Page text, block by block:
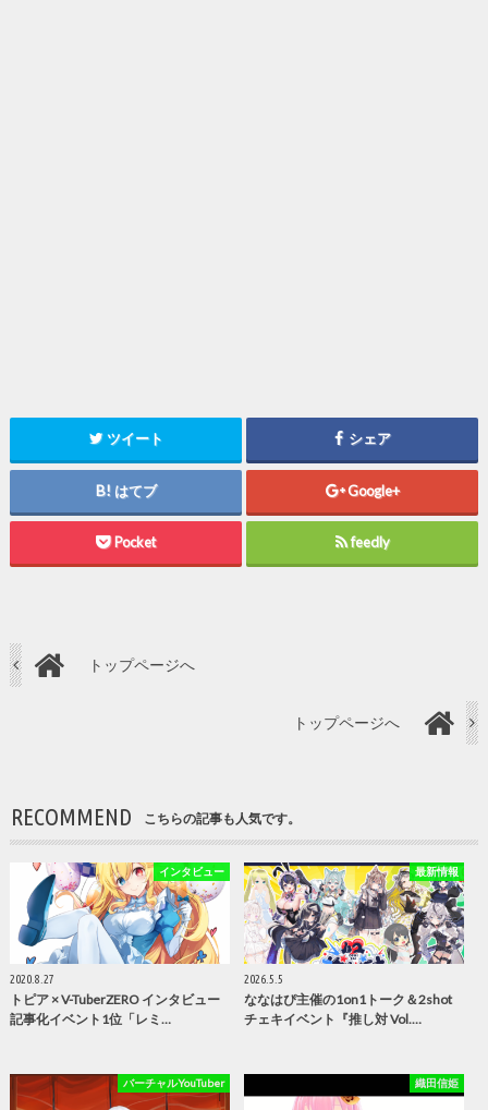
ツイート シェア
はてブ Google+
Pocket feedly
トップページへ
トップページへ
RECOMMEND こちらの記事も人気です。
インタビュー
2020.8.27
トピア × V-TuberZERO インタビュー
記事化イベント1位「レミ…
最新情報
2026.5.5
ななはぴ主催の1on1トーク＆2shot
チェキイベント『推し対 Vol.…
バーチャルYouTuber 織田信姫